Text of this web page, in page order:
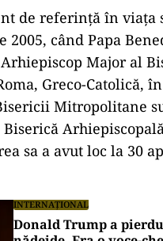
de referință în viața
2005, când Papa
Major al
Greco-Catolică,
Mitropolitane
sa a avut loc la 30
INTERNAȚIONAL
Donald Trump a